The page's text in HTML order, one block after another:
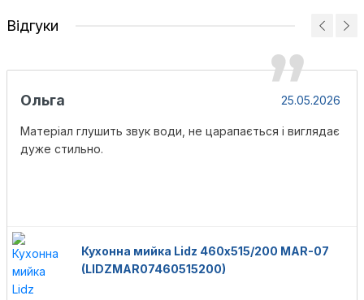
Відгуки
Ольга 25.05.2026
Матеріал глушить звук води, не царапається і виглядає
дуже стильно.
Кухонна мийка Lidz 460х515/200 MAR-07
(LIDZMAR07460515200)